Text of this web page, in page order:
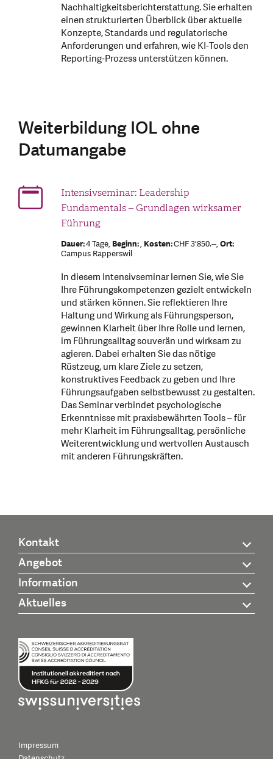
Nachhaltigkeitsberichterstattung. Sie erhalten
einen strukturierten Überblick über aktuelle
Konzepte, Standards und regulatorische
Anforderungen und erfahren, wie KI‑Tools den
Reporting‑Prozess unterstützen können.
Weiterbildung IOL ohne
Datumangabe
Intensivseminar: Leadership
Fundamentals – Grundlagen wirksamer
Führung
Dauer:4 Tage, Beginn:, Kosten:CHF 3'850.--, Ort:
Campus Rapperswil
In diesem Intensivseminar lernen Sie, wie Sie
Ihre Führungskompetenzen gezielt entwickeln
und stärken können. Sie reflektieren Ihre
Haltung und Wirkung als Führungsperson,
gewinnen Klarheit über Ihre Rolle und lernen,
im Führungsalltag souverän und wirksam zu
agieren. Dabei erhalten Sie das nötige
Rüstzeug, um klare Ziele zu setzen,
konstruktives Feedback zu geben und Ihre
Führungsaufgaben selbstbewusst zu gestalten.
Das Seminar verbindet psychologische
Erkenntnisse mit praxisbewährten Tools – für
mehr Klarheit im Führungsalltag, persönliche
Weiterentwicklung und wertvollen Austausch
mit anderen Führungskräften.
Kontakt
Angebot
Information
Aktuelles
Impressum